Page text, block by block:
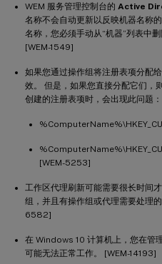
WEM 服务管理控制台的 Active
名称不会自动更新以反映机器名称
名称，您必须手动从“机器”列表中
[WEM-1549]
如果您通过操作组将注册表项分配
效。 但是，如果您直接分配它们，
创建的注册表项时，会出现此问题：
[WEM-5253]
工作区代理刷新可能需要很长时间
组，并且有操作组或代理需要处理
6582]
在 Windows 10 计算机上，您在管
可能无法正常工作。 [WEM-14193]